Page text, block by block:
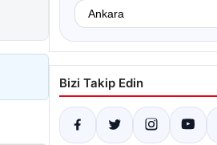
Bizi Takip Edin